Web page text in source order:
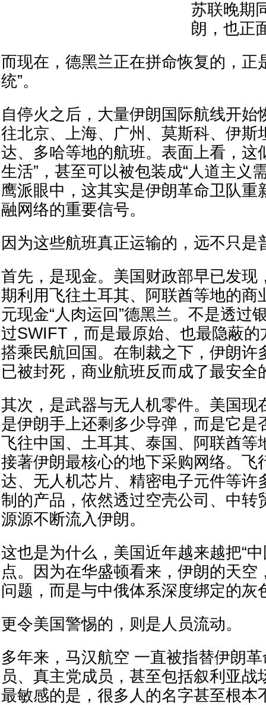
苏联晚期
朗，也正
而现在，德黑兰正在拼命恢复的，正
统”。
自停火之后，大量伊朗国际航线开始
往北京、上海、广州、莫斯科、伊斯
达、多哈等地的航班。表面上看，这
生活”，甚至可以被包装成“人道主义
鹰派眼中，这其实是伊朗革命卫队重
融网络的重要信号。
因为这些航班真正运输的，远不只是
首先，是现金。美国财政部早已发现
期利用飞往土耳其、阿联酋等地的商
元现金“人肉运回”德黑兰。不是透过
过SWIFT，而是最原始、也最隐蔽
搭乘民航回国。在制裁之下，伊朗许
已被封死，商业航班反而成了最安全
其次，是武器与无人机零件。美国现
是伊朗手上还剩多少导弹，而是它是
飞往中国、土耳其、泰国、阿联酋等
接著伊朗最核心的地下采购网络。飞
达、无人机芯片、精密电子元件等许
制的产品，依然透过空壳公司、中转
源源不断流入伊朗。
这也是为什么，美国近年越来越把“
点。因为在华盛顿看来，伊朗的天空
问题，而是与中俄体系深度绑定的灰
更令美国警惕的，则是人员流动。
多年来，马汉航空 一直被指替伊朗
员、真主党成员，甚至包括叙利亚战
最敏感的是，很多人的名字甚至根本